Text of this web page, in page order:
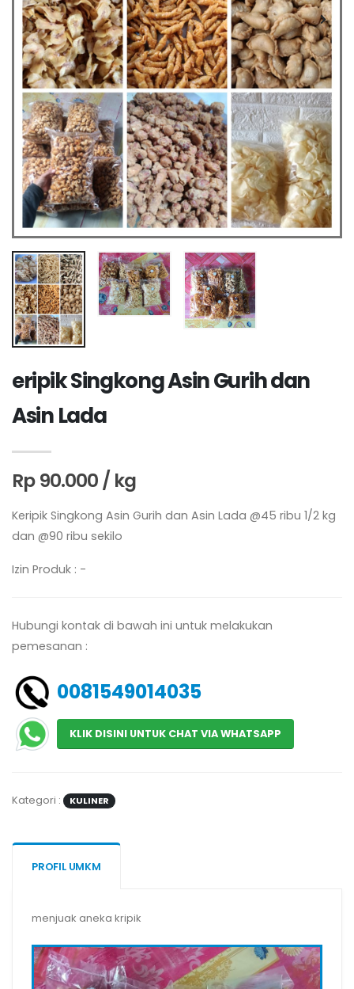
eripik Singkong Asin Gurih dan
Asin Lada
Rp 90.000 / kg
Keripik Singkong Asin Gurih dan Asin Lada @45 ribu 1/2 kg
dan @90 ribu sekilo
Izin Produk : -
Hubungi kontak di bawah ini untuk melakukan
pemesanan :
0081549014035
KLIK DISINI UNTUK CHAT VIA WHATSAPP
Kategori : KULINER
PROFIL UMKM
menjuak aneka kripik